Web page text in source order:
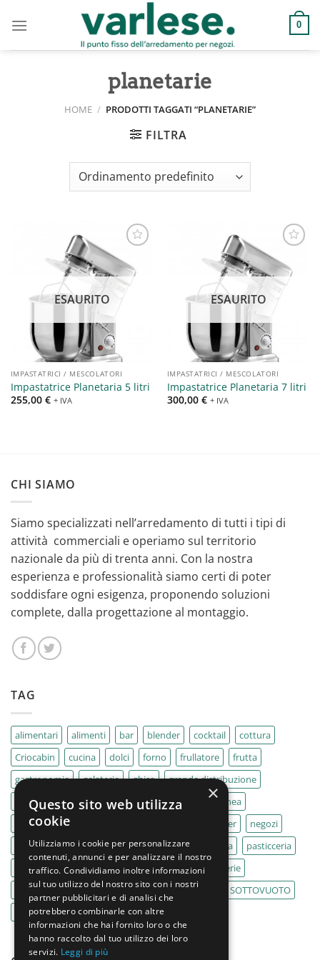
0
planetarie
HOME / PRODOTTI TAGGATI “PLANETARIE”
FILTRA
Aggiungi
alla lista
ESAURITO
IMPASTATRICI / MESCOLATORI
Impastatrice Planetaria 5 litri
255,00 € + IVA
Aggiungi
alla lista
ESAURITO
IMPASTATRICI / MESCOLATORI
Impastatrice Planetaria 7 litri
300,00 € + IVA
CHI SIAMO
Siamo specializzati nell’arredamento di tutti i tipi di
attività commerciali e operiamo sul territorio
nazionale da più di trenta anni. Con la nostra
esperienza e professionalità siamo certi di poter
soddisfare ogni esigenza, proponendo soluzioni
complete, dalla progettazione al montaggio.
TAG
alimentari alimenti bar blender cocktail
cottura
Criocabin
cucina dolci forno frullatore
frutta
gastronomia
gelaterie ghisa
grande distribuzione
IMPASTATRICE
impastatrici kebab
La Felsinea
MACELLERIA
mixer
negozi
Outlet
pane panifici panificio paninoteca
pasticceria
pasticcerie
pescherie pizza pizzeria
pizzerie
PLANETARIA
pub ristoranti ristorazione
SOTTOVUOTO
supermercati
tavole calde tostiere
×
Questo sito web utilizza
cookie
Utilizziamo i cookie per personalizzare
contenuti, annunci e per analizzare il nostro
traffico. Condividiamo inoltre informazioni
sul tuo utilizzo del nostro sito con i nostri
partner pubblicitari e di analisi che
potrebbero combinarle con altre
informazioni che hai fornito loro o che
hanno raccolto dal tuo utilizzo dei loro
servizi. Leggi di più